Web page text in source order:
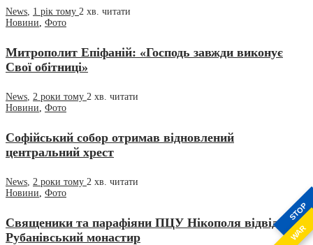
STOP
WAR
News, 1 рік тому 2 хв. читати
Новини, Фото
Митрополит Епіфаній: «Господь завжди виконує
Свої обітниці»
News 2 роки тому 2 хв. читати
Новини Фото
Софійський собор отримав відновлений
центральний хрест
News 2 роки тому 2 хв. читати
Новини Фото
Священики та парафіяни ПЦУ Нікополя відвідали
Рубанівський монастир